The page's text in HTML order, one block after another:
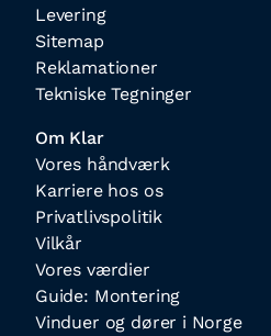
Levering
Sitemap
Reklamationer
Tekniske Tegninger
Om Klar
Vores håndværk
Karriere hos os
Privatlivspolitik
Vilkår
Vores værdier
Guide: Montering
Vinduer og dører i Norge